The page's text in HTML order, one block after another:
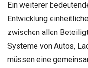
Ein weiterer
Entwicklung
zwischen allen
Systeme von Autos,
müssen eine